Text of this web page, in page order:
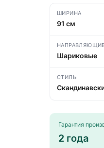
ШИРИНА
91 см
НАПРАВЛЯЮЩИЕ
Шариковые
СТИЛЬ
Гарантия
2 года